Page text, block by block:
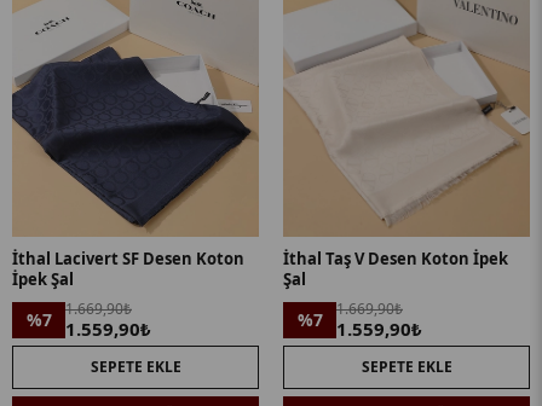
İthal Lacivert SF Desen Koton
İpek Şal
%7 1.669,90₺
1.559,90₺
SEPETE EKLE
İthal Taş V Desen Koton İpek
Şal
%7 1.669,90₺
1.559,90₺
SEPETE EKLE